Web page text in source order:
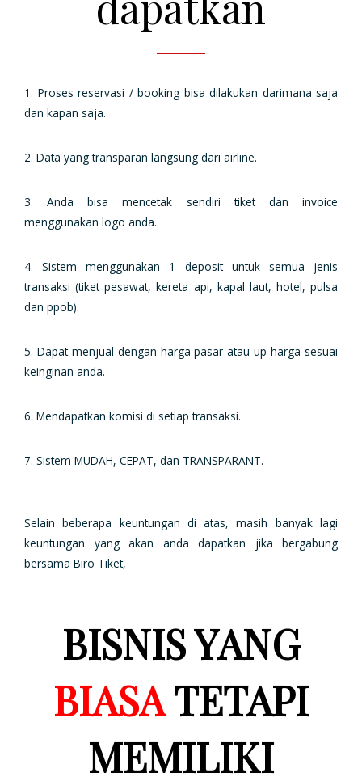
1. Proses reservasi / booking bisa dilakukan darimana saja
dan kapan saja.
2. Data yang transparan langsung dari airline.
3. Anda bisa mencetak sendiri tiket dan invoice
menggunakan logo anda.
4. Sistem menggunakan 1 deposit untuk semua jenis
transaksi (tiket pesawat, kereta api, kapal laut, hotel, pulsa
dan ppob).
5. Dapat menjual dengan harga pasar atau up harga sesuai
keinginan anda.
6. Mendapatkan komisi di setiap transaksi.
7. Sistem MUDAH, CEPAT, dan TRANSPARANT.
Selain beberapa keuntungan di atas, masih banyak lagi
keuntungan yang akan anda dapatkan jika bergabung
bersama Biro Tiket,
BISNIS YANG
BIASATETAPI
MEMILIKI